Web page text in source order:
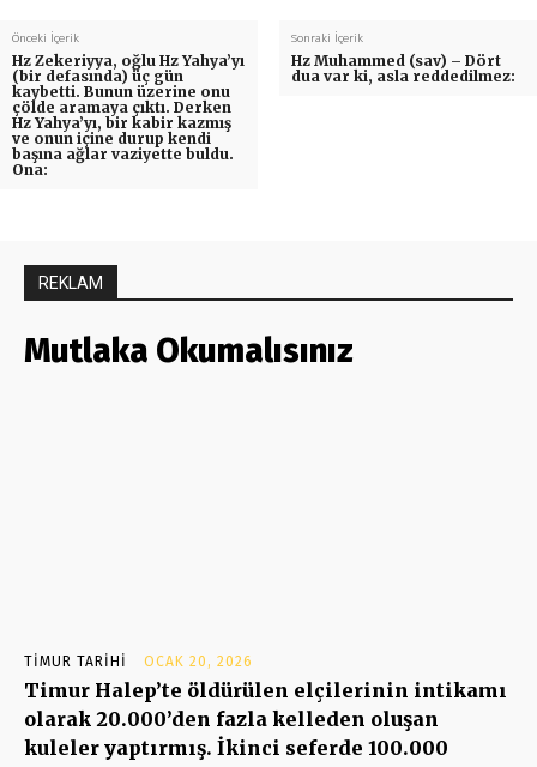
Önceki İçerik
Hz Zekeriyya, oğlu Hz Yahya’yı
(bir defasında) üç gün
kaybetti. Bunun üzerine onu
çölde aramaya çıktı. Derken
Hz Yahya’yı, bir kabir kazmış
ve onun içine durup kendi
başına ağlar vaziyette buldu.
Ona:
Sonraki İçerik
Hz Muhammed (sav) – Dört
dua var ki, asla reddedilmez:
REKLAM
Mutlaka Okumalısınız
TIMUR TARIHI OCAK 20, 2026
Timur Halep’te öldürülen elçilerinin intikamı
olarak 20.000’den fazla kelleden oluşan
kuleler yaptırmış. İkinci seferde 100.000